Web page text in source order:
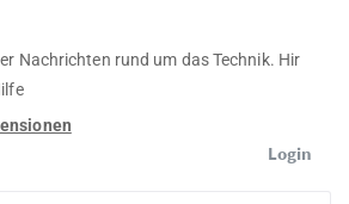
Nachrichten rund um das Technik. Hir
Login